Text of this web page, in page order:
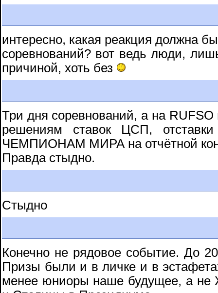
интересно, какая реакция должна
соревнований? вот ведь люди,
причиной, хоть без
Три дня соревнований, а на
решениям ставок ЦСП,
ЧЕМПИОНАМ МИРА на отчётной
Правда стыдно.
Стыдно
Конечно не рядовое событие. До
Призы были и в личке и в
менее юниоры наше будущее, а не